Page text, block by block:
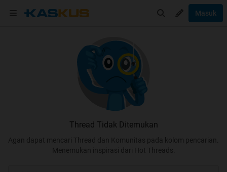
Masuk
Thread Tidak Ditemukan
Agan dapat mencari Thread dan Komunitas pada kolom pencarian.
Menemukan inspirasi dari Hot Threads.